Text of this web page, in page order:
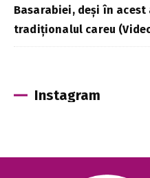
Basarabiei, deși în
tradiționalul careu
Instagram